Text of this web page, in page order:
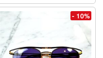
- 10%